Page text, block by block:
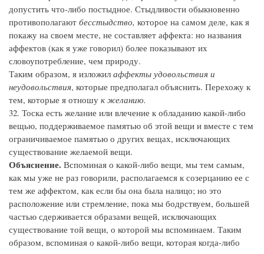
допустить что-либо постыдное. Стыдливости обыкновенно
противополагают бесстыдство, которое на самом деле, как я
покажу на своем месте, не составляет аффекта: но названия
аффектов (как я уже говорил) более показывают их
словоупотребление, чем природу.
Таким образом, я изложил аффекты удовольствия и
неудовольствия, которые предполагал объяснить. Перехожу к
тем, которые я отношу к желанию.
32. Тоска есть желание или влечение к обладанию какой-либо
вещью, поддерживаемое памятью об этой вещи и вместе с тем
ограничиваемое памятью о других вещах, исключающих
существование желаемой вещи.
Объяснение. Вспоминая о какой-либо вещи, мы тем самым,
как мы уже не раз говорили, располагаемся к созерцанию ее с
тем же аффектом, как если бы она была налицо; но это
расположение или стремление, пока мы бодрствуем, большей
частью сдерживается образами вещей, исключающих
существование той вещи, о которой мы вспоминаем. Таким
образом, вспоминая о какой-либо вещи, которая когда-либо